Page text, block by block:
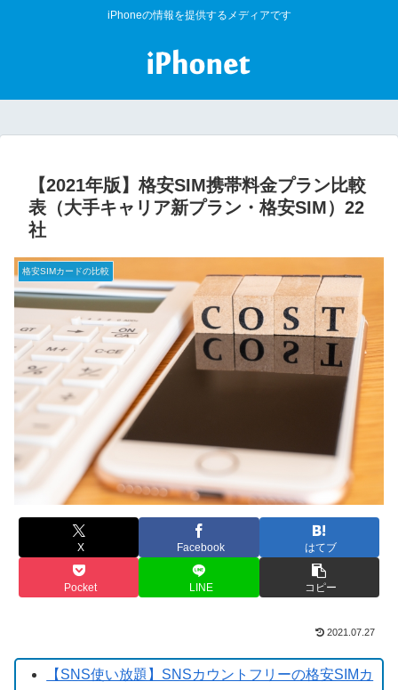
iPhoneの情報を提供するメディアです
【2021年版】格安SIM携帯料金プラン比較
表（大手キャリア新プラン・格安SIM）22
社
格安SIMカードの比較
X Facebook はてブ
Pocket LINE コピー
2021.07.27
【SNS使い放題】SNSカウントフリーの格安SIMカ